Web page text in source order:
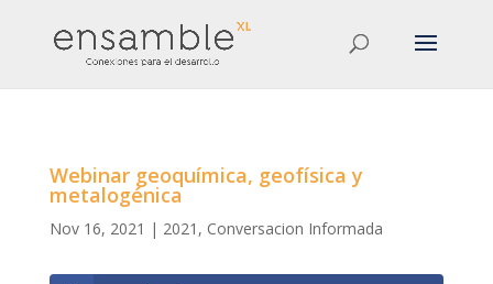
Webinar geoquímica, geofísica y
metalogénica
Nov 16, 2021 | 2021 , Conversacion Informada